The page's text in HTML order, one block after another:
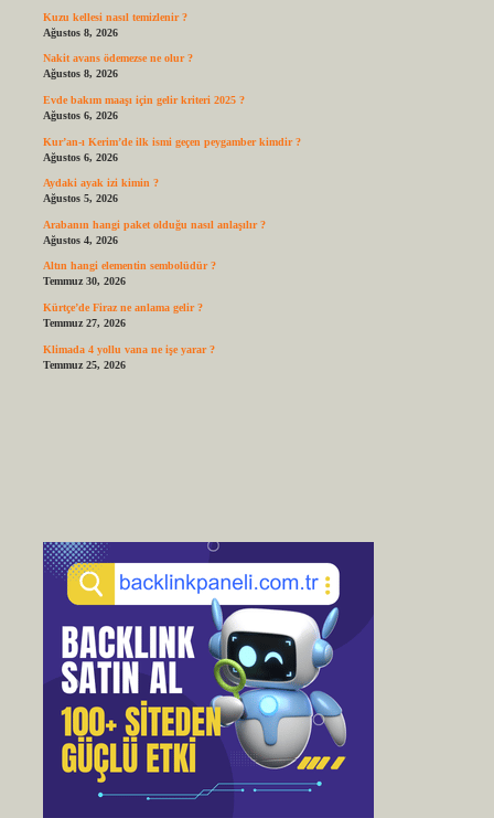
Kuzu kellesi nasıl temizlenir ?
Ağustos 8, 2026
Nakit avans ödemezse ne olur ?
Ağustos 8, 2026
Evde bakım maaşı için gelir kriteri 2025 ?
Ağustos 6, 2026
Kur’an-ı Kerim’de ilk ismi geçen peygamber kimdir ?
Ağustos 6, 2026
Aydaki ayak izi kimin ?
Ağustos 5, 2026
Arabanın hangi paket olduğu nasıl anlaşılır ?
Ağustos 4, 2026
Altın hangi elementin sembolüdür ?
Temmuz 30, 2026
Kürtçe’de Firaz ne anlama gelir ?
Temmuz 27, 2026
Klimada 4 yollu vana ne işe yarar ?
Temmuz 25, 2026